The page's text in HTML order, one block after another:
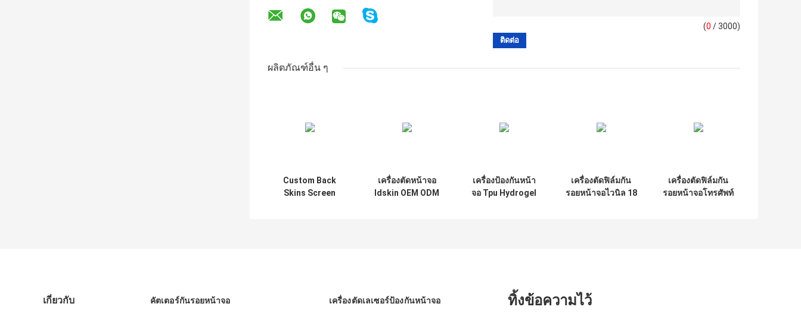
(0 / 3000)
ผลิตภัณฑ์อื่น ๆ
Custom Back
Skins Screen
เครื่องตัดหน้าจอ
Idskin OEM ODM
เครื่องป้องกันหน้า
จอ Tpu Hydrogel
เครื่องตัดฟิล์มกัน
รอยหน้าจอไวนิล 18
เครื่องตัดฟิล์มกัน
รอยหน้าจอโทรศัพท์
เกี่ยวกับ คัตเตอร์กันรอยหน้าจอ เครื่องตัดเลเซอร์ป้องกันหน้าจอ ทิ้งข้อความไว้